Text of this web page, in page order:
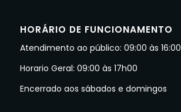
HORÁRIO DE FUNCIONAMENTO
Atendimento ao público: 09:00 às 16:00
Horario Geral: 09:00 às 17h00
Encerrado aos sábados e domingos